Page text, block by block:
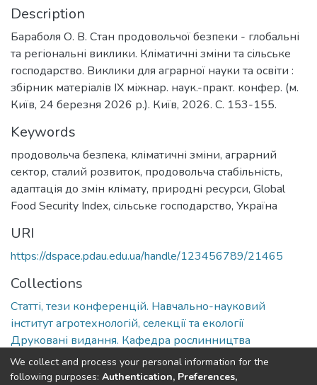
Description
Бараболя О. В. Стан продовольчої безпеки - глобальні
та регіональні виклики. Кліматичні зміни та сільське
господарство. Виклики для аграрної науки та освіти :
збірник матеріалів IX міжнар. наук.-практ. конфер. (м.
Київ, 24 березня 2026 р.). Київ, 2026. С. 153-155.
Keywords
продовольча безпека, кліматичні зміни, аграрний
сектор, сталий розвиток, продовольча стабільність,
адаптація до змін клімату, природні ресурси, Global
Food Security Index, сільське господарство, Україна
URI
https://dspace.pdau.edu.ua/handle/123456789/21465
Collections
Статті, тези конференцій. Навчально-науковий
інститут агротехнологій, селекції та екології
Друковані видання. Кафедра рослинництва
Full item page
We collect and process your personal information for the
following purposes: Authentication, Preferences,